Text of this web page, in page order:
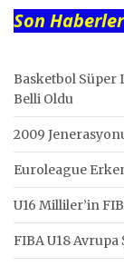
Son Haberler
Basketbol Süper
Belli Oldu
2009
Euroleague
U16 Milliler’in
FIBA U18